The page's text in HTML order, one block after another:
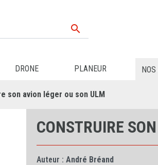

DRONE PLANEUR
son avion léger ou son ULM
CONSTRUIRE
Auteur : André Bréand